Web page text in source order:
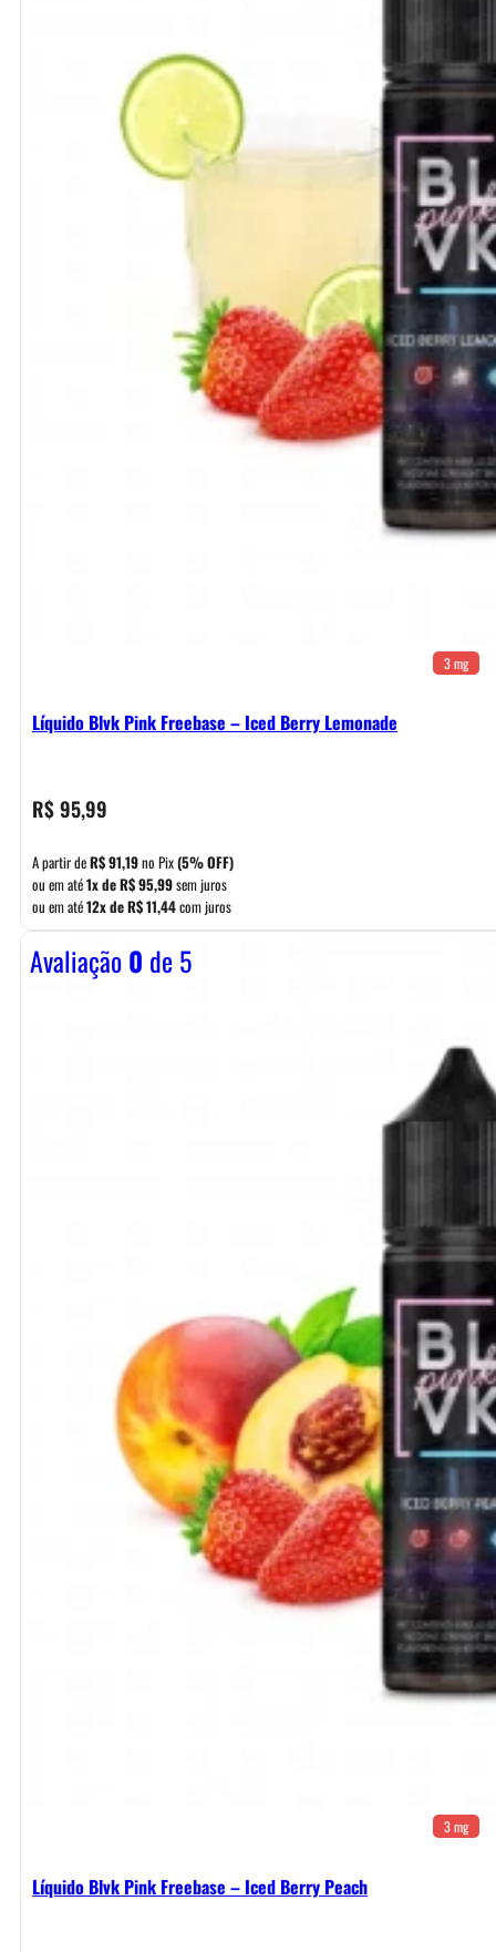
3 mg
Líquido Blvk Pink Freebase – Iced Berry Lemonade
R$95,99
A partir deR$91,19no Pix(5% OFF)
ou em até1x deR$95,99sem juros
ou em até12x deR$11,44com juros
Avaliação0 de 5
3 mg
Líquido Blvk Pink Freebase – Iced Berry Peach